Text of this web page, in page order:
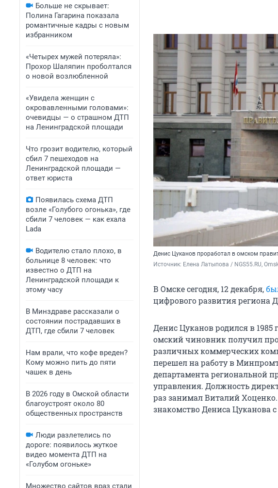
Больше не скрывает:
Полина Гагарина показала
романтичные кадры с новым
избранником
«Четырех мужей потеряла»:
Прохор Шаляпин проболтался
о новой возлюбленной
«Увидела женщин с
окровавленными головами»:
очевидцы — о страшном ДТП
на Ленинградской площади
Что грозит водителю, который
сбил 7 пешеходов на
Ленинградской площади —
ответ юриста
Появилась схема ДТП
возле «Голубого огонька», где
сбили 7 человек — как ехала
Lada
Водителю стало плохо, в
больнице 8 человек: что
известно о ДТП на
Ленинградской площади к
этому часу
В Минздраве рассказали о
состоянии пострадавших в
ДТП, где сбили 7 человек
Нам врали, что кофе вреден?
Кому можно пить до пяти
чашек в день
В 2026 году в Омской области
благоустроят около 80
общественных пространств
Люди разлетелись по
дороге: появилось жуткое
видео момента ДТП на
«Голубом огоньке»
Множество сайтов враз стали
Денис Цуканов проработал в омском
Источник: Елена Латыпова / NGS55.RU,
В Омске сегодня, 12 декабря,
цифрового развития региона
Денис Цуканов родился в
омский чиновник получил
различных коммерческих
перешел на работу в
департамента региональной
управления. Должность
раз занимал Виталий
знакомство Дениса Цуканова